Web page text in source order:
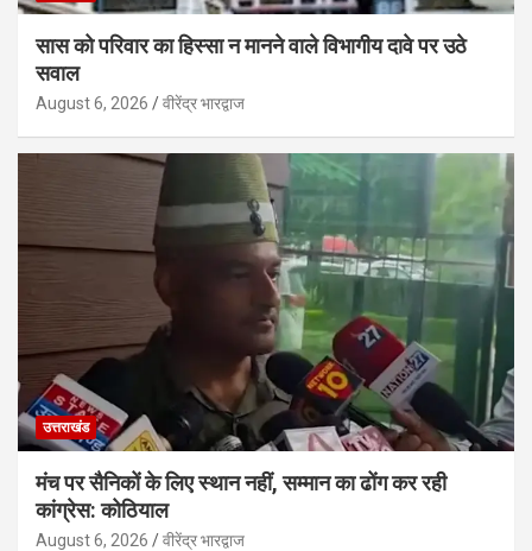
सास को परिवार का हिस्सा न मानने वाले विभागीय दावे पर उठे
सवाल
August 6, 2026 वीरेंद्र भारद्वाज
उत्तराखंड
मंच पर सैनिकों के लिए स्थान नहीं, सम्मान का ढोंग कर रही
कांग्रेस: कोठियाल
August 6, 2026 वीरेंद्र भारद्वाज